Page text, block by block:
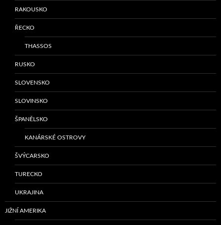
RAKOUSKO
ŘECKO
THASSOS
RUSKO
SLOVENSKO
SLOVINSKO
ŠPANĚLSKO
KANÁRSKÉ OSTROVY
ŠVÝCARSKO
TURECKO
UKRAJINA
JIŽNÍ AMERIKA